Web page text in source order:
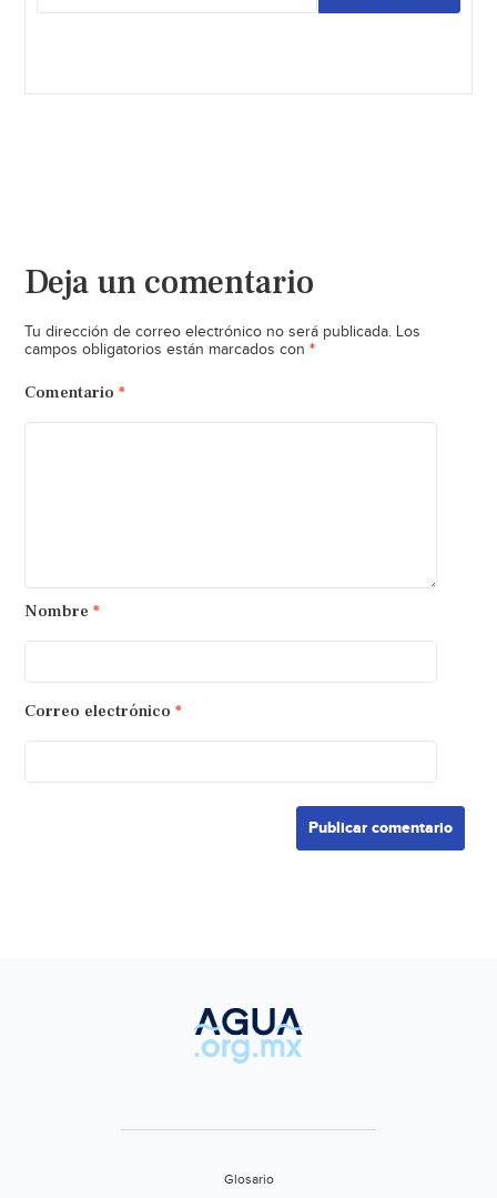
Deja un comentario
Tu dirección de correo electrónico no será publicada. Los
campos obligatorios están marcados con *
Comentario *
Nombre *
Correo electrónico *
Glosario